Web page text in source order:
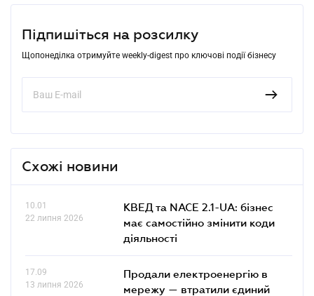
Підпишіться на розсилку
Щопонеділка отримуйте weekly-digest про ключові події бізнесу
Схожі новини
10.01
22 липня 2026
КВЕД та NACE 2.1-UA: бізнес
має самостійно змінити коди
діяльності
17.09
13 липня 2026
Продали електроенергію в
мережу — втратили єдиний